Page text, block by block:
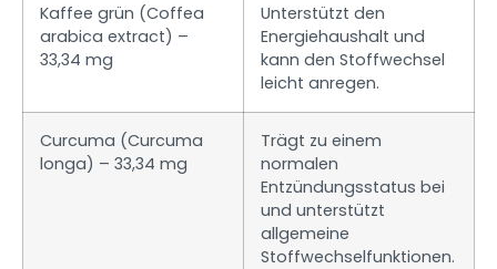
Kaffee grün (Coffea
arabica extract) –
33,34 mg
Unterstützt den
Energiehaushalt und
kann den Stoffwechsel
leicht anregen.
Curcuma (Curcuma
longa) – 33,34 mg
Trägt zu einem
normalen
Entzündungsstatus bei
und unterstützt
allgemeine
Stoffwechselfunktionen.